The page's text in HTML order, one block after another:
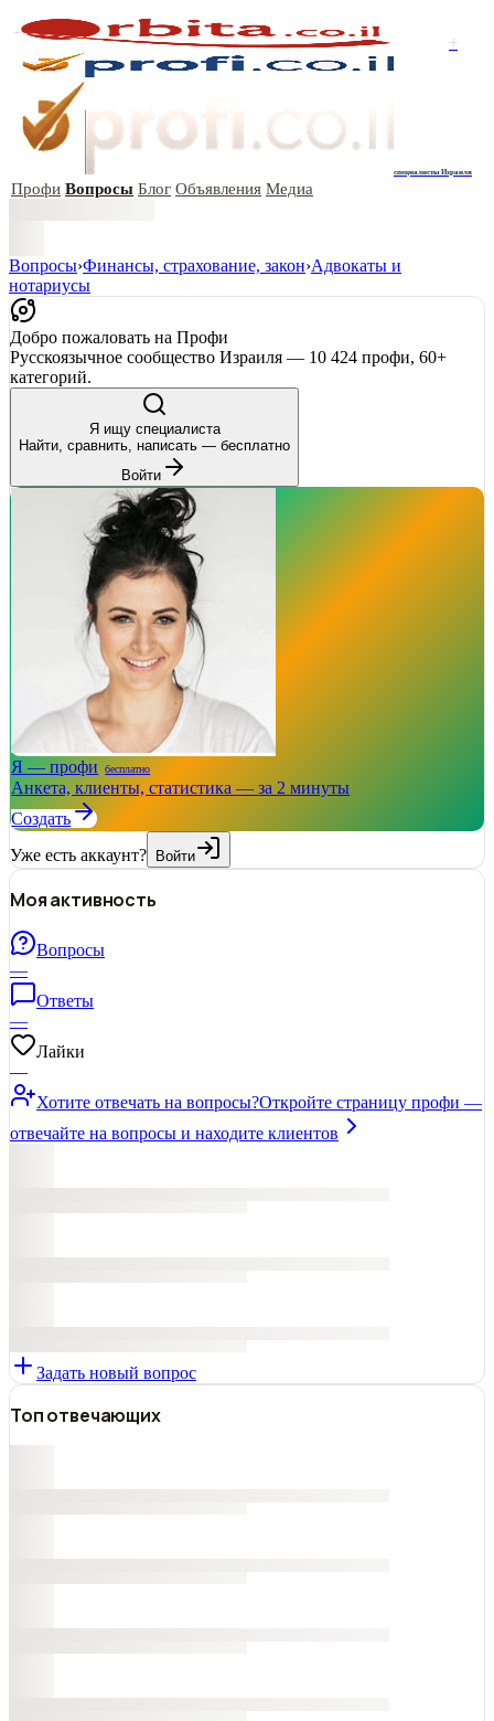
+
специалисты Израиля
Профи Вопросы Блог Объявления Медиа
Вопросы›Финансы, страхование, закон›Адвокаты и
нoтариусы
Добро пожаловать на Профи
Русскоязычное сообщество Израиля — 10 424 профи, 60+
категорий.
Я ищу специалиста
Найти, сравнить, написать — бесплатно
Войти
Я — профи бесплатно
Анкета, клиенты, статистика — за 2 минуты
Создать
Уже есть аккаунт? Войти
Моя активность
Вопросы
—
Ответы
—
Лайки
—
Хотите отвечать на вопросы?Откройте страницу профи —
отвечайте на вопросы и находите клиентов
Задать новый вопрос
Топ отвечающих